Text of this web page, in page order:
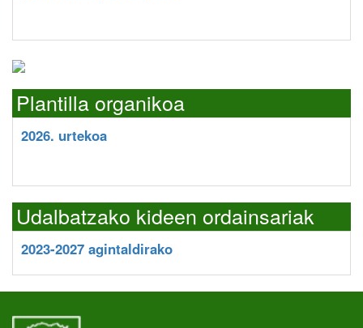
Plantilla organikoa
2026. urtekoa
Udalbatzako kideen ordainsariak
2023-2027 agintaldirako